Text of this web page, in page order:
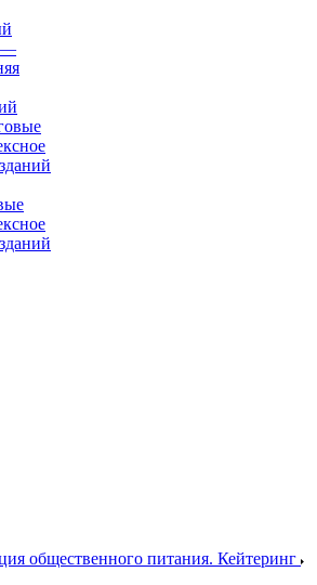
—
общественного питания. Кейтеринг